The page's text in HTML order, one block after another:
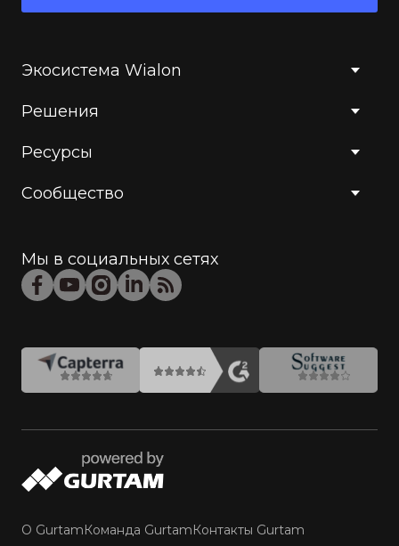
Экосистема Wialon
Решения
Ресурсы
Сообщество
Мы в социальных сетях
О GurtamКоманда GurtamКонтакты Gurtam